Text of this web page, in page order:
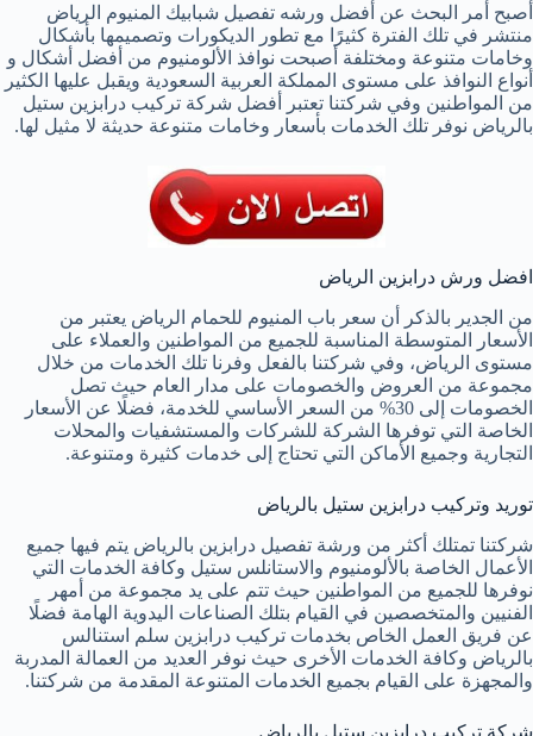
أصبح أمر البحث عن أفضل ورشه تفصيل شبابيك المنيوم الرياض
منتشر في تلك الفترة كثيرًا مع تطور الديكورات وتصميمها بأشكال
وخامات متنوعة ومختلفة أصبحت نوافذ الألومنيوم من أفضل أشكال و
أنواع النوافذ على مستوى المملكة العربية السعودية ويقبل عليها الكثير
من المواطنين وفي شركتنا تعتبر أفضل شركة تركيب درابزين ستيل
بالرياض نوفر تلك الخدمات بأسعار وخامات متنوعة حديثة لا مثيل لها.
افضل ورش درابزين الرياض
من الجدير بالذكر أن سعر باب المنيوم للحمام الرياض يعتبر من
الأسعار المتوسطة المناسبة للجميع من المواطنين والعملاء على
مستوى الرياض، وفي شركتنا بالفعل وفرنا تلك الخدمات من خلال
مجموعة من العروض والخصومات على مدار العام حيث تصل
الخصومات إلى 30% من السعر الأساسي للخدمة، فضلًا عن الأسعار
الخاصة التي توفرها الشركة للشركات والمستشفيات والمحلات
التجارية وجميع الأماكن التي تحتاج إلى خدمات كثيرة ومتنوعة.
توريد وتركيب درابزين ستيل بالرياض
شركتنا تمتلك أكثر من ورشة تفصيل درابزين بالرياض يتم فيها جميع
الأعمال الخاصة بالألومنيوم والاستانلس ستيل وكافة الخدمات التي
نوفرها للجميع من المواطنين حيث تتم على يد مجموعة من أمهر
الفنيين والمتخصصين في القيام بتلك الصناعات اليدوية الهامة فضلًا
عن فريق العمل الخاص بخدمات تركيب درابزين سلم استنالس
بالرياض وكافة الخدمات الأخرى حيث نوفر العديد من العمالة المدربة
والمجهزة على القيام بجميع الخدمات المتنوعة المقدمة من شركتنا.
شركة تركيب درابزين ستيل بالرياض